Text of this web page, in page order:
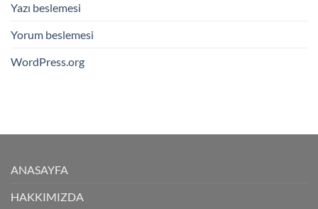
Yazı beslemesi
Yorum beslemesi
WordPress.org
ANASAYFA
HAKKIMIZDA